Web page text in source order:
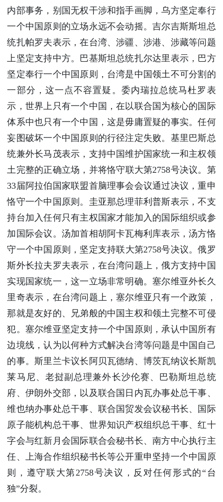
内部事务，别国无权干涉和指手画脚，乌方坚定奉行
一个中国原则的立场永远不会动摇。吉尔吉斯斯坦总
统扎帕罗夫表示，在台湾、涉疆、涉港、涉藏等问题
上坚定支持中方。巴基斯坦总统扎尔达里表示，巴方
坚定奉行一个中国原则，台湾是中国领土不可分割的
一部分，这一点不容置疑。委内瑞拉总统马杜罗表
示，世界上只有一个中国，在以联合国为核心的国际
体系中也只有一个中国，这是毋庸置疑的事实。任何
妄图破坏一个中国原则的行径注定失败。基里巴斯总
统兼外长马茂表示，支持中国维护国家统一和主权领
土完整的正确立场，并将恪守联大第2758号决议。第
33届阿拉伯国家联盟首脑理事会会议通过决议，重申
恪守一个中国原则。圭亚那总理菲利普斯表示，不支
持台加入任何只有主权国家才能加入的国际组织或参
加国际会议。汤加首相胡阿卡瓦梅利库表示，汤方恪
守一个中国原则，坚定支持联大第2758号决议。俄罗
斯外长拉夫罗夫表示，在台湾问题上，俄方支持中国
实现国家统一，这一立场非常明确。塞尔维亚外长久
里奇表示，在台湾问题上，塞尔维亚只有一个政策，
那就是友好的、兄弟般的中国主权和领土完整不可侵
犯。塞尔维亚坚定支持一个中国原则，承认中国所有
边境线，认为以何种方式解决台湾等问题是中国自己
的事。斯里兰卡议长阿贝瓦德纳、博茨瓦纳议长斯凯
莱马尼、老挝副总理兼外长沙伦赛、巴勒斯坦总统
府、伊朗外交部，以及联合国日内瓦办事处总干事、
维也纳办事处总干事、联合国贸发会议秘书长、国际
原子能机构总干事、世界知识产权组织总干事、红十
字会与红新月会国际联合会秘书长、南方中心执行主
任、上海合作组织秘书长等公开重申坚持一个中国原
则，遵守联大第2758号决议，反对任何形式的“台
独”分裂。